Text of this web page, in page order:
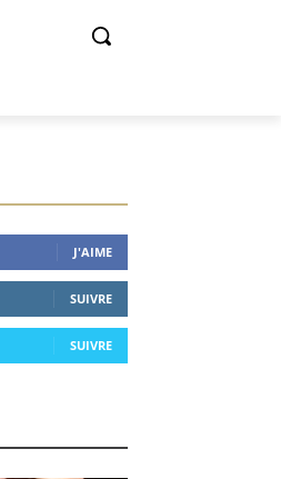
J'AIME
SUIVRE
SUIVRE